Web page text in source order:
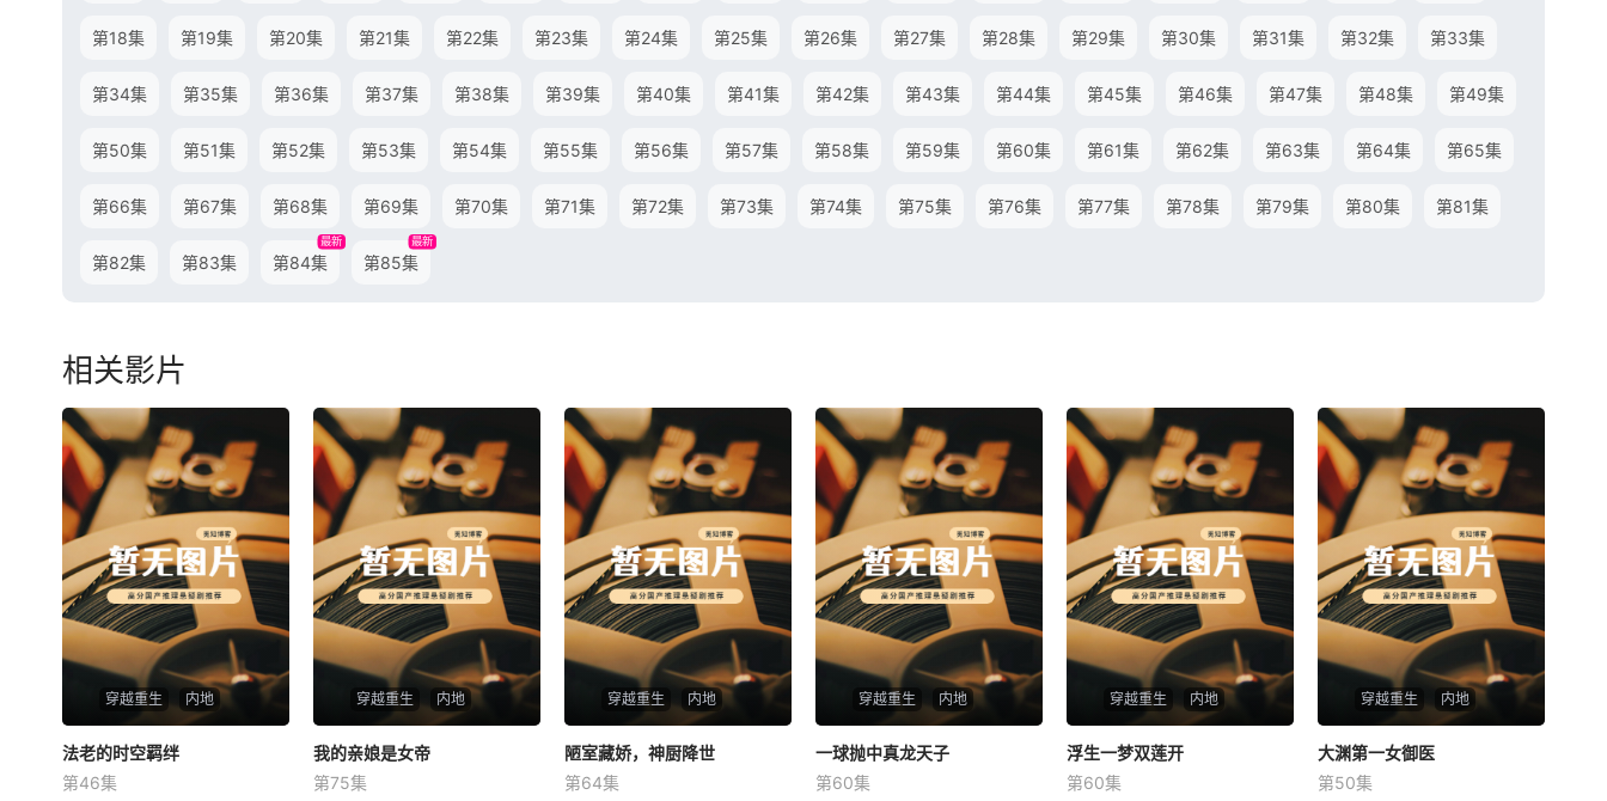
第18集 第19集 第20集 第21集 第22集 第23集 第24集 第25集 第26集 第27集 第28集 第29集 第30集 第31集 第32集 第33集
第34集 第35集 第36集 第37集 第38集 第39集 第40集 第41集 第42集 第43集 第44集 第45集 第46集 第47集 第48集 第49集
第50集 第51集 第52集 第53集 第54集 第55集 第56集 第57集 第58集 第59集 第60集 第61集 第62集 第63集 第64集 第65集
第66集 第67集 第68集 第69集 第70集 第71集 第72集 第73集 第74集 第75集 第76集 第77集 第78集 第79集 第80集 第81集
第82集 第83集 第84集
最新
第85集
最新
相关影片
穿越重生 内地
法老的时空羁绊
未知
法老的时空羁绊
第46集
穿越重生 内地
我的亲娘是女帝
未知
我的亲娘是女帝
第75集
穿越重生 内地
陋室藏娇，神厨降世
未知
陋室藏娇，神厨降世
第64集
穿越重生 内地
一球抛中真龙天子
未知
一球抛中真龙天子
第60集
穿越重生 内地
浮生一梦双莲开
未知
浮生一梦双莲开
第60集
穿越重生 内地
大渊第一女御医
未知
大渊第一女御医
第50集